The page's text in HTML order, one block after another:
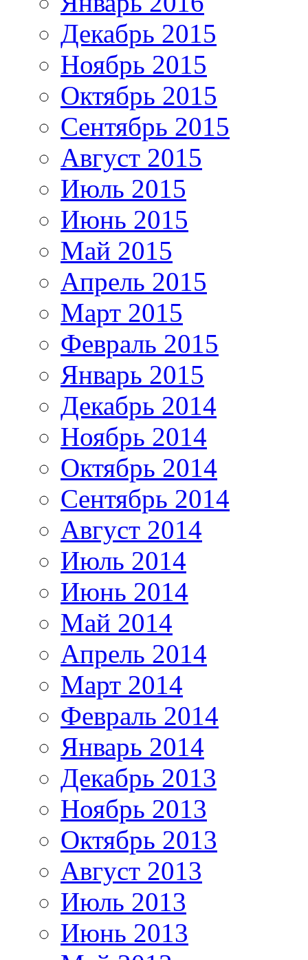
Декабрь 2015
Ноябрь 2015
Октябрь 2015
Сентябрь 2015
Август 2015
Июль 2015
Июнь 2015
Май 2015
Апрель 2015
Март 2015
Февраль 2015
Январь 2015
Декабрь 2014
Ноябрь 2014
Октябрь 2014
Сентябрь 2014
Август 2014
Июль 2014
Июнь 2014
Май 2014
Апрель 2014
Март 2014
Февраль 2014
Январь 2014
Декабрь 2013
Ноябрь 2013
Октябрь 2013
Август 2013
Июль 2013
Июнь 2013